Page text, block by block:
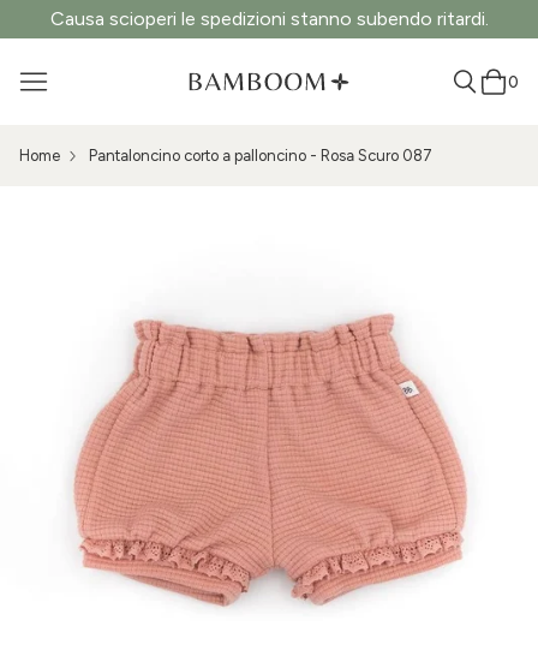
Causa scioperi le spedizioni stanno subendo ritardi.
0
Home Pantaloncino corto a palloncino - Rosa Scuro 087